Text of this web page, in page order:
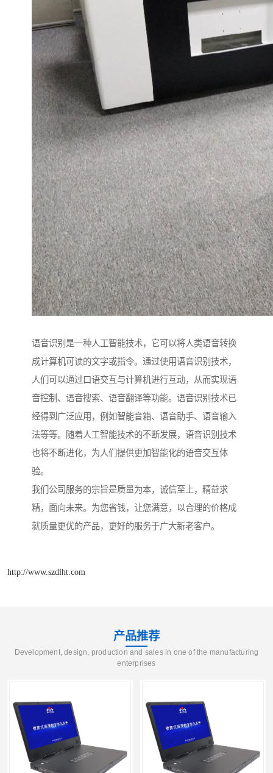
语音识别是一种人工智能技术，它可以将人类语音转换
成计算机可读的文字或指令。通过使用语音识别技术，
人们可以通过口语交互与计算机进行互动，从而实现语
音控制、语音搜索、语音翻译等功能。语音识别技术已
经得到广泛应用，例如智能音箱、语音助手、语音输入
法等等。随着人工智能技术的不断发展，语音识别技术
也将不断进化，为人们提供更加智能化的语音交互体
验。
我们公司服务的宗旨是质量为本，诚信至上，精益求
精，面向未来。为您省钱，让您满意，以合理的价格成
就质量更优的产品，更好的服务于广大新老客户。
http://www.szdlht.com
产品推荐
Development, design, production and sales in one of the manufacturing
enterprises